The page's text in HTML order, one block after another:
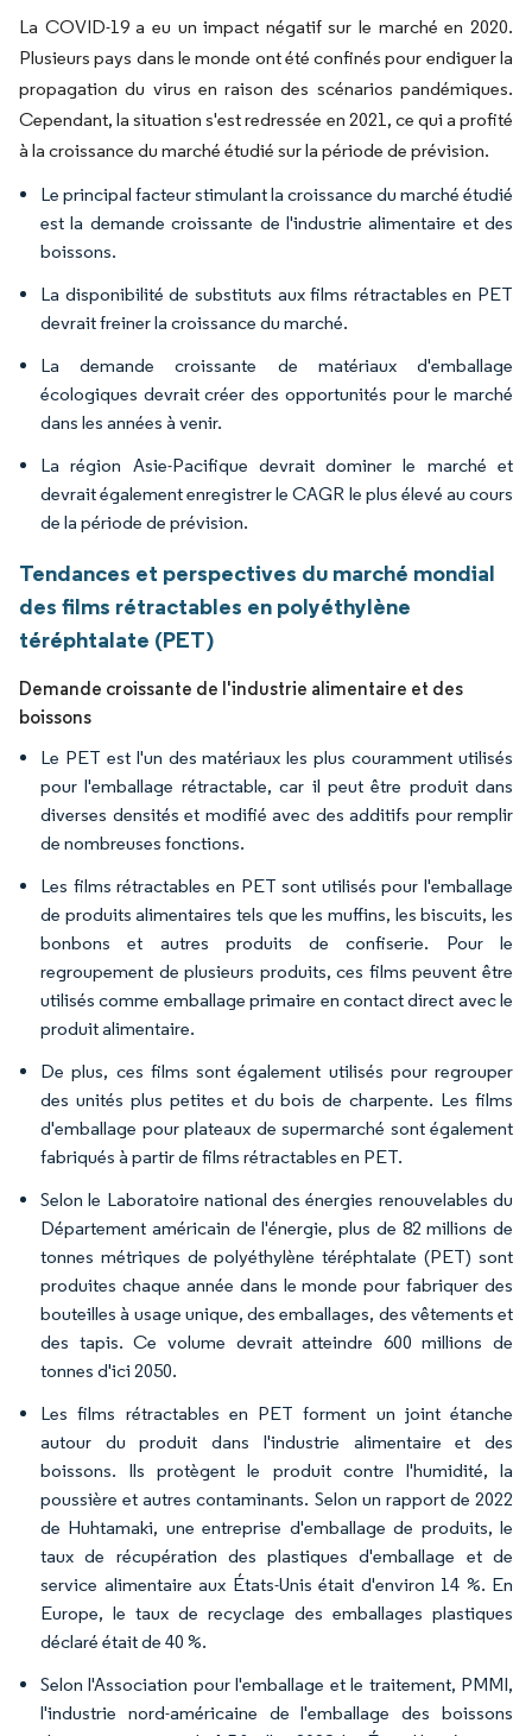
La COVID-19 a eu un impact négatif sur le marché en 2020.
Plusieurs pays dans le monde ont été confinés pour endiguer la
propagation du virus en raison des scénarios pandémiques.
Cependant, la situation s'est redressée en 2021, ce qui a profité
à la croissance du marché étudié sur la période de prévision.
Le principal facteur stimulant la croissance du marché étudié
est la demande croissante de l'industrie alimentaire et des
boissons.
La disponibilité de substituts aux films rétractables en PET
devrait freiner la croissance du marché.
La demande croissante de matériaux d'emballage
écologiques devrait créer des opportunités pour le marché
dans les années à venir.
La région Asie-Pacifique devrait dominer le marché et
devrait également enregistrer le CAGR le plus élevé au cours
de la période de prévision.
Tendances et perspectives du marché mondial
des films rétractables en polyéthylène
téréphtalate (PET)
Demande croissante de l'industrie alimentaire et des
boissons
Le PET est l'un des matériaux les plus couramment utilisés
pour l'emballage rétractable, car il peut être produit dans
diverses densités et modifié avec des additifs pour remplir
de nombreuses fonctions.
Les films rétractables en PET sont utilisés pour l'emballage
de produits alimentaires tels que les muffins, les biscuits, les
bonbons et autres produits de confiserie. Pour le
regroupement de plusieurs produits, ces films peuvent être
utilisés comme emballage primaire en contact direct avec le
produit alimentaire.
De plus, ces films sont également utilisés pour regrouper
des unités plus petites et du bois de charpente. Les films
d'emballage pour plateaux de supermarché sont également
fabriqués à partir de films rétractables en PET.
Selon le Laboratoire national des énergies renouvelables du
Département américain de l'énergie, plus de 82 millions de
tonnes métriques de polyéthylène téréphtalate (PET) sont
produites chaque année dans le monde pour fabriquer des
bouteilles à usage unique, des emballages, des vêtements et
des tapis. Ce volume devrait atteindre 600 millions de
tonnes d'ici 2050.
Les films rétractables en PET forment un joint étanche
autour du produit dans l'industrie alimentaire et des
boissons. Ils protègent le produit contre l'humidité, la
poussière et autres contaminants. Selon un rapport de 2022
de Huhtamaki, une entreprise d'emballage de produits, le
taux de récupération des plastiques d'emballage et de
service alimentaire aux États-Unis était d'environ 14 %. En
Europe, le taux de recyclage des emballages plastiques
déclaré était de 40 %.
Selon l'Association pour l'emballage et le traitement, PMMI,
l'industrie nord-américaine de l'emballage des boissons